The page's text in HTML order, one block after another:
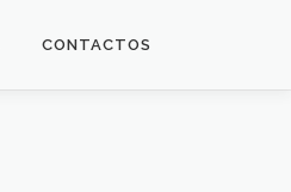
CONTACTOS